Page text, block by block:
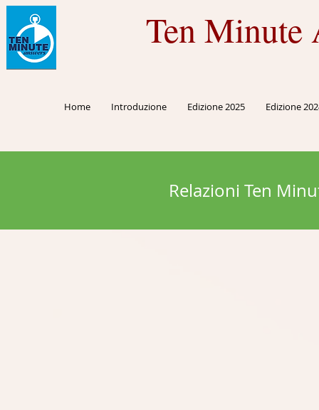
Ten Minute
Home Introduzione Edizione 2025 Edizione
Relazioni Ten